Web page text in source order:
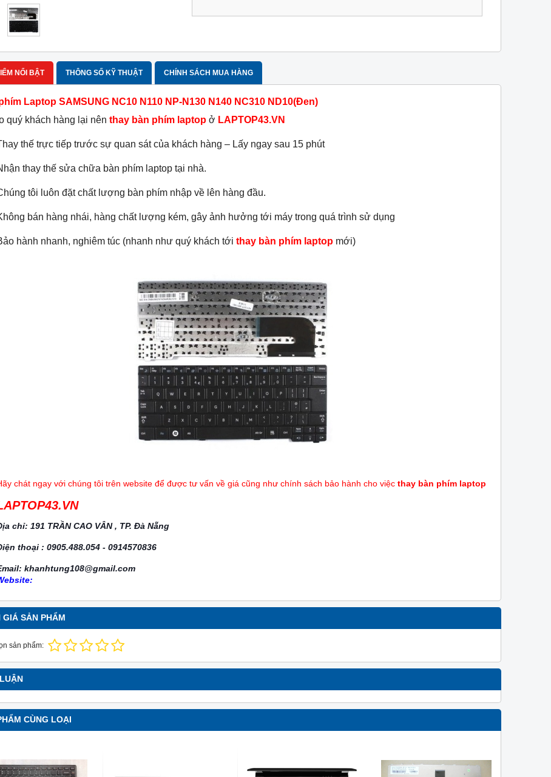
NỔI BẬT THÔNG SỐ KỸ THUẬT CHÍNH SÁCH MUA HÀNG
Laptop SAMSUNG NC10 N110 NP-N130 N140 NC310 ND10(Đen)
quý khách hàng lại nên thay bàn phím laptop ở LAPTOP43.VN
thế trực tiếp trước sự quan sát của khách hàng – Lấy ngay sau 15 phút
thay thế sửa chữa bàn phím laptop tại nhà.
tôi luôn đặt chất lượng bàn phím nhập về lên hàng đầu.
bán hàng nhái, hàng chất lượng kém, gây ảnh hưởng tới máy trong quá trình sử dụng
hành nhanh, nghiêm túc (nhanh như quý khách tới thay bàn phím laptopmới)
chát ngay với chúng tôi trên website để được tư vấn về giá cũng như chính sách bảo hành cho việc thay bàn phím laptop
chỉ: 191 TRẦN CAO VÂN , TP. Đà Nẵng
thoại : 0905.488.054 - 0914570836
khanhtung108@gmail.com
SẢN PHẨM
sản phẩm:
CÙNG LOẠI